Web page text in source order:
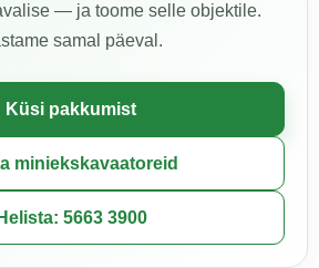
— ja toome selle objektile.
samal päeval.
Küsi pakkumist
miniekskavaatoreid
Helista: 5663 3900